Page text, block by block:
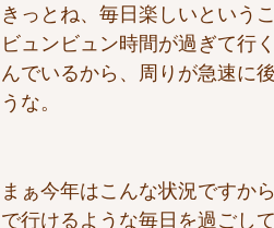
きっとね、毎日楽しいという
ビュンビュン時間が過ぎて行
んでいるから、周りが急速に
うな。
まぁ今年はこんな状況ですか
で行けるような毎日を過ごし